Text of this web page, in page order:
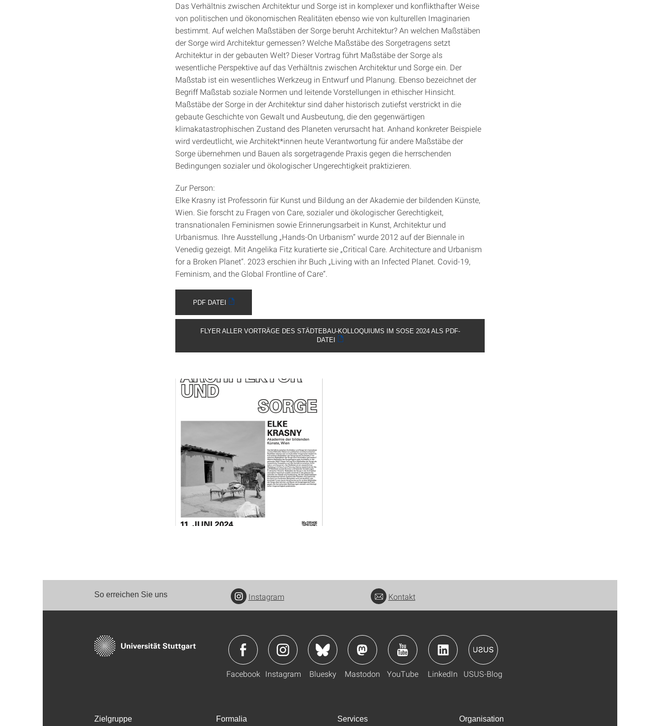
Das Verhältnis zwischen Architektur und Sorge ist in komplexer und konflikthafter Weise
von politischen und ökonomischen Realitäten ebenso wie von kulturellen Imaginarien
bestimmt. Auf welchen Maßstäben der Sorge beruht Architektur? An welchen Maßstäben
der Sorge wird Architektur gemessen? Welche Maßstäbe des Sorgetragens setzt
Architektur in der gebauten Welt? Dieser Vortrag führt Maßstäbe der Sorge als
wesentliche Perspektive auf das Verhältnis zwischen Architektur und Sorge ein. Der
Maßstab ist ein wesentliches Werkzeug in Entwurf und Planung. Ebenso bezeichnet der
Begriff Maßstab soziale Normen und leitende Vorstellungen in ethischer Hinsicht.
Maßstäbe der Sorge in der Architektur sind daher historisch zutiefst verstrickt in die
gebaute Geschichte von Gewalt und Ausbeutung, die den gegenwärtigen
klimakatastrophischen Zustand des Planeten verursacht hat. Anhand konkreter Beispiele
wird verdeutlicht, wie Architekt*innen heute Verantwortung für andere Maßstäbe der
Sorge übernehmen und Bauen als sorgetragende Praxis gegen die herrschenden
Bedingungen sozialer und ökologischer Ungerechtigkeit praktizieren.
Zur Person:
Elke Krasny ist Professorin für Kunst und Bildung an der Akademie der bildenden Künste,
Wien. Sie forscht zu Fragen von Care, sozialer und ökologischer Gerechtigkeit,
transnationalen Feminismen sowie Erinnerungsarbeit in Kunst, Architektur und
Urbanismus. Ihre Ausstellung „Hands-On Urbanism“ wurde 2012 auf der Biennale in
Venedig gezeigt. Mit Angelika Fitz kuratierte sie „Critical Care. Architecture and Urbanism
for a Broken Planet“. 2023 erschien ihr Buch „Living with an Infected Planet. Covid-19,
Feminism, and the Global Frontline of Care“.
PDF DATEI
FLYER ALLER VORTRÄGE DES STÄDTEBAU-KOLLOQUIUMS IM SOSE 2024 ALS PDF-
DATEI
So erreichen Sie uns Instagram Kontakt
Facebook Instagram Bluesky Mastodon YouTube LinkedIn USUS-Blog
Zielgruppe Formalia Services Organisation